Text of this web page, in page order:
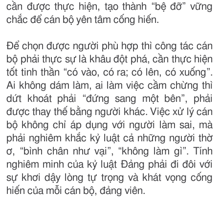
cần được thực hiện, tạo thành “bệ đỡ” vững
chắc để cán bộ yên tâm cống hiến.
Để chọn được người phù hợp thì công tác cán
bộ phải thực sự là khâu đột phá, cần thực hiện
tốt tinh thần “có vào, có ra; có lên, có xuống”.
Ai không dám làm, ai làm việc cầm chừng thì
dứt khoát phải “đứng sang một bên”, phải
được thay thế bằng người khác. Việc xử lý cán
bộ không chỉ áp dụng với người làm sai, mà
phải nghiêm khắc kỷ luật cả những người thờ
ơ, “bình chân như vại”, “không làm gì”. Tính
nghiêm minh của kỷ luật Đảng phải đi đôi với
sự khơi dậy lòng tự trọng và khát vọng cống
hiến của mỗi cán bộ, đảng viên.